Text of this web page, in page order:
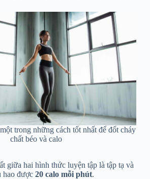
trong những cách tốt nhất để đốt cháy
chất béo và calo
giữa hai hình thức luyện tập là tập tạ và
hao được 20 calo mỗi phút.